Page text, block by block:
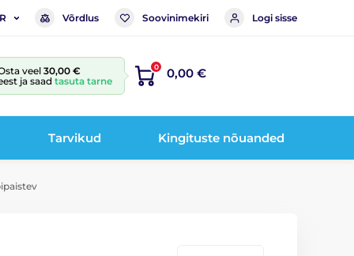
Võrdlus Soovinimekiri Logi sisse
veel 30,00 €
ja saad tasuta tarne
0 0,00 €
Tarvikud Kingituste nõuanded